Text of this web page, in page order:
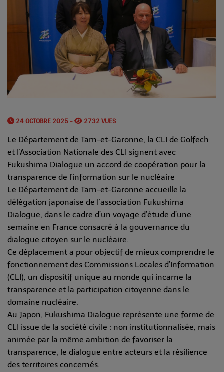
24 OCTOBRE 2025 - 2732 VUES
Le Département de Tarn-et-Garonne, la CLI de Golfech
et l'Association Nationale des CLI signent avec
Fukushima Dialogue un accord de coopération pour la
transparence de l'information sur le nucléaire
Le Département de Tarn-et-Garonne accueille la
délégation japonaise de l’association Fukushima
Dialogue, dans le cadre d’un voyage d’étude d’une
semaine en France consacré à la gouvernance du
dialogue citoyen sur le nucléaire.
Ce déplacement a pour objectif de mieux comprendre le
fonctionnement des Commissions Locales d’Information
(CLI), un dispositif unique au monde qui incarne la
transparence et la participation citoyenne dans le
domaine nucléaire.
Au Japon, Fukushima Dialogue représente une forme de
CLI issue de la société civile : non institutionnalisée, mais
animée par la même ambition de favoriser la
transparence, le dialogue entre acteurs et la résilience
des territoires concernés.